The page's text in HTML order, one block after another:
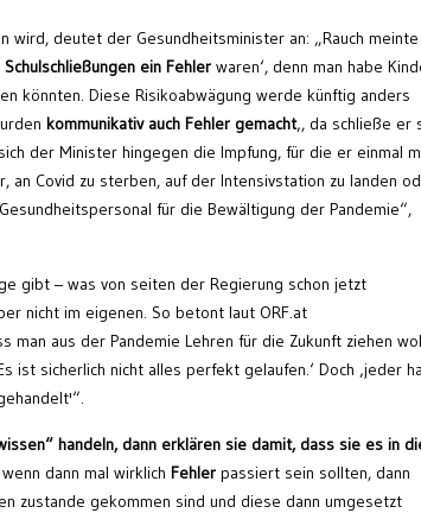
wird, deutet der Gesundheitsminister an: „Rauch
Schulschließungen ein Fehler waren‘, denn man habe
könnten. Diese Risikoabwägung werde künftig anders
kommunikativ auch Fehler gemacht‚, da schließe er
der Minister hingegen die Impfung, für die er einmal
an Covid zu sterben, auf der Intensivstation zu landen
für die Bewältigung der Pandemie“,
gibt – was von seiten der Regierung schon jetzt
nicht im eigenen. So betont laut ORF.at
man aus der Pandemie Lehren für die Zukunft ziehen
ist sicherlich nicht alles perfekt gelaufen.‘ Doch ‚jeder
handeln, dann erklären sie damit, dass sie es in
dann mal wirklich Fehler passiert sein sollten, dann
zustande gekommen sind und diese dann umgesetzt